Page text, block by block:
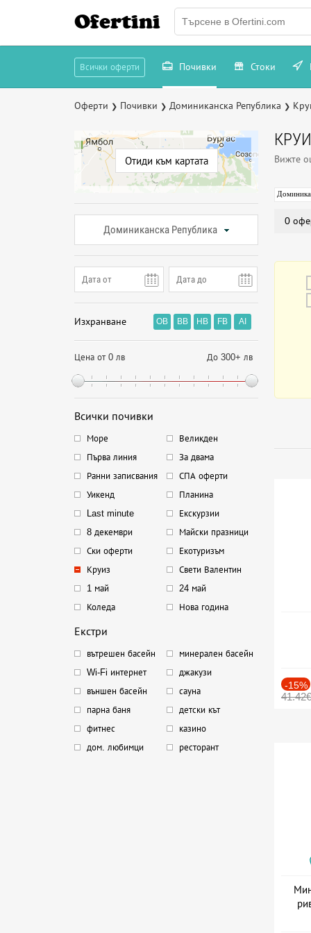
Ofertini
Всички оферти Почивки Стоки
Оферти ❯ Почивки ❯ Доминиканска Република ❯
Отиди към картата
Доминиканска Република
Изхранване OB BB HB FB AI
Цена от 0 лв До 300+ лв
Всички почивки
Море
Великден
Първа линия
За двама
Ранни записвания
СПА оферти
Уикенд
Планина
Last minute
Екскурзии
8 декември
Майски празници
Ски оферти
Екотуризъм
Круиз
Свети Валентин
1 май
24 май
Коледа
Нова година
Екстри
вътрешен басейн
минерален басейн
Wi-Fi интернет
джакузи
външен басейн
сауна
парна баня
детски кът
фитнес
казино
дом. любимци
ресторант
Вижте
0
-15%
41.42€